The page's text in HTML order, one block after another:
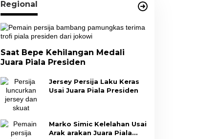
Regional
Saat Bepe Kehilangan Medali
Juara Piala Presiden
Jersey Persija Laku Keras
Usai Juara Piala Presiden
Marko Simic Kelelahan Usai
Arak arakan Juara Piala